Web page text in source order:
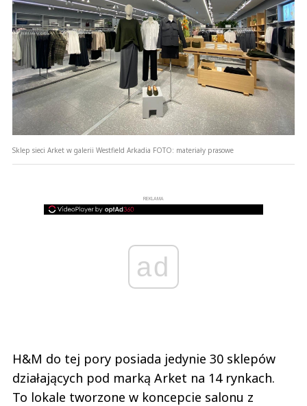
Sklep sieci Arket w galerii Westfield Arkadia FOTO: materiały prasowe
REKLAMA
ad
H&M do tej pory posiada jedynie 30 sklepów
działających pod marką Arket na 14 rynkach.
To lokale tworzone w koncepcie salonu z